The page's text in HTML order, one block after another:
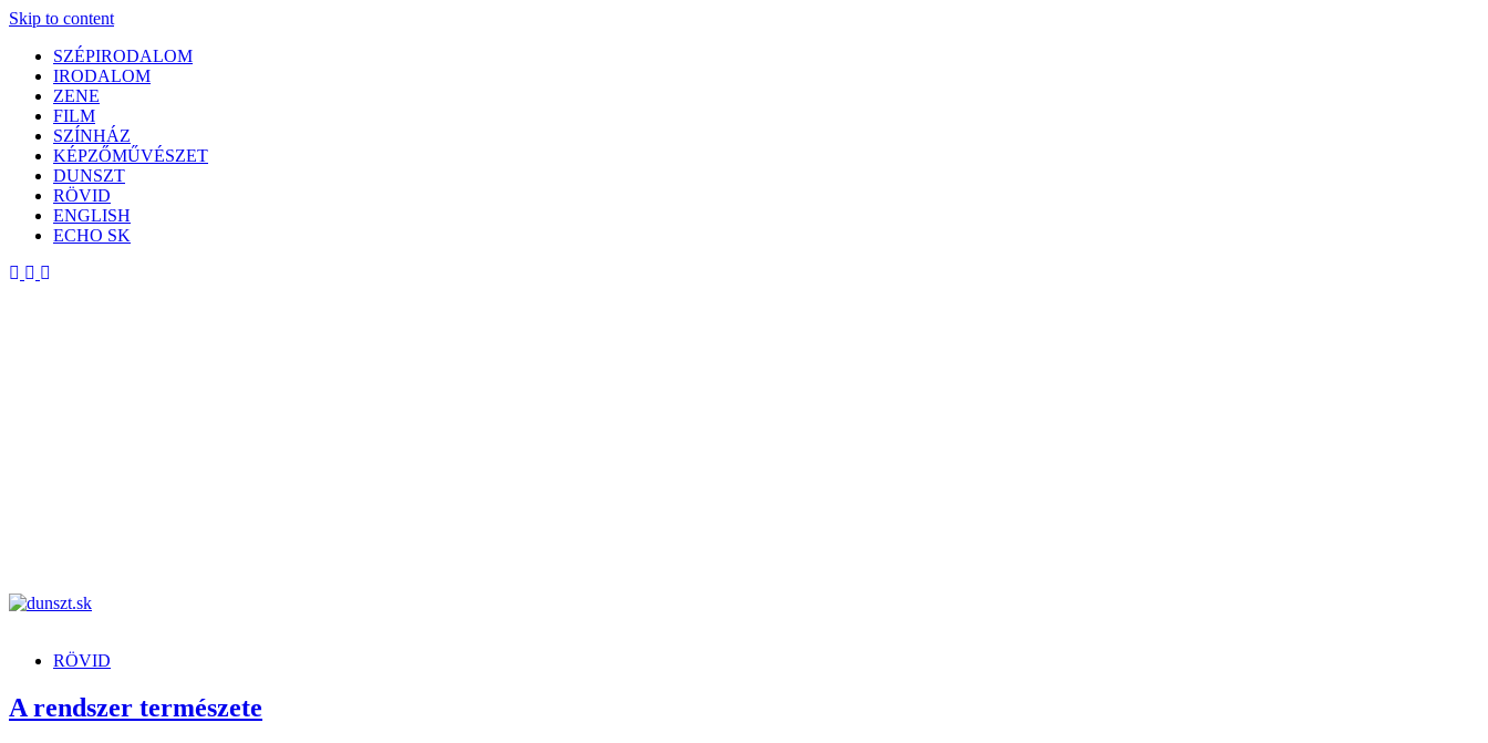
Skip to content
SZÉPIRODALOM
IRODALOM
ZENE
FILM
SZÍNHÁZ
KÉPZŐMŰVÉSZET
DUNSZT
RÖVID
ENGLISH
ECHO SK
RÖVID
A rendszer természete